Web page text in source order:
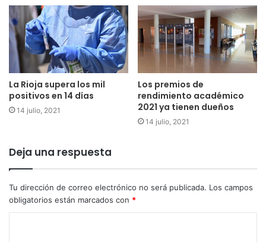
La Rioja supera los mil
positivos en 14 días
14 julio, 2021
Los premios de
rendimiento académico
2021 ya tienen dueños
14 julio, 2021
Deja una respuesta
Tu dirección de correo electrónico no será publicada. Los campos
obligatorios están marcados con *